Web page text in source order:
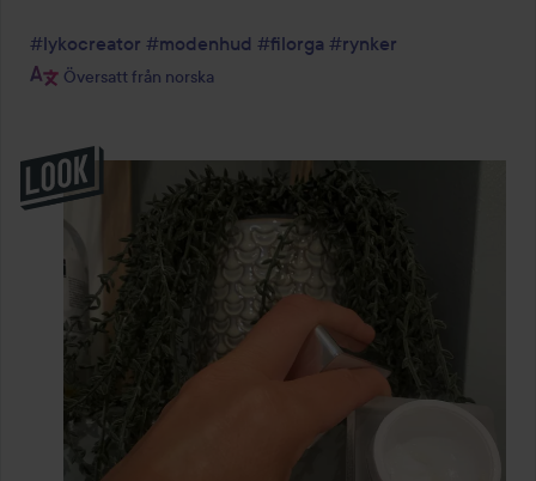
#lykocreator #modenhud #filorga #rynker
Översatt från norska